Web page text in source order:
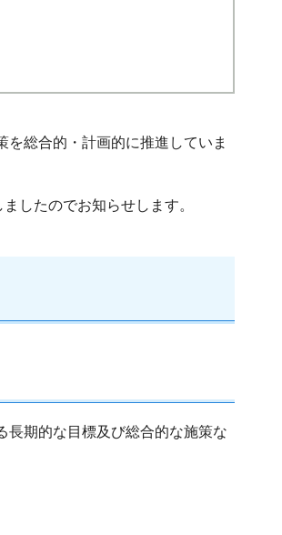
総合的・計画的に推進していま
したのでお知らせします。
長期的な目標及び総合的な施策な